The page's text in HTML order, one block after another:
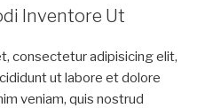
Inventore Ut
consectetur adipisicing elit,
ut labore et dolore
veniam, quis nostrud